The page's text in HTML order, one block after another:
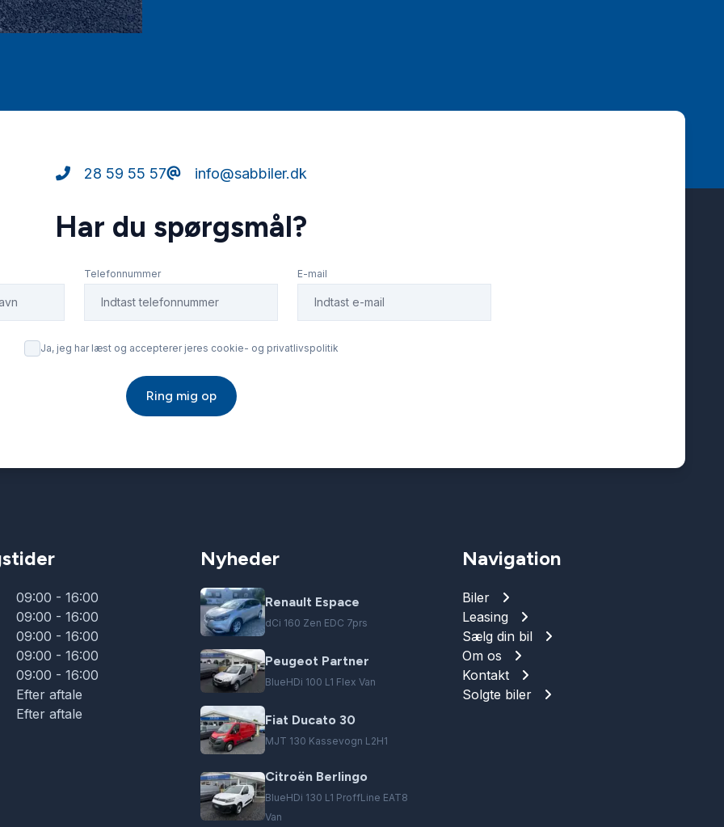
28 59 55 57 info@sabbiler.dk
Har du spørgsmål?
Telefonnummer E-mail
Ja, jeg har læst og accepterer jeres cookie- og privatlivspolitik
Ring mig op
09:00 - 16:00
09:00 - 16:00
09:00 - 16:00
09:00 - 16:00
09:00 - 16:00
Efter aftale
Efter aftale
Nyheder
Renault Espace
dCi 160 Zen EDC 7prs
Peugeot Partner
BlueHDi 100 L1 Flex Van
Fiat Ducato 30
MJT 130 Kassevogn L2H1
Citroën Berlingo
BlueHDi 130 L1 ProffLine EAT8
Van
Navigation
Biler
Leasing
Sælg din bil
Om os
Kontakt
Solgte biler